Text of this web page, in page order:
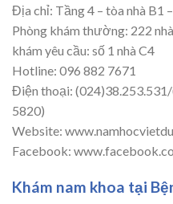
Địa chỉ: Tầng 4 – tòa nhà B1
Phòng khám thường: 222
khám yêu cầu: số 1 nhà C4
Hotline: 096 882 7671
Điện thoại:
5820)
Website:
Facebook:
Khám nam khoa tại